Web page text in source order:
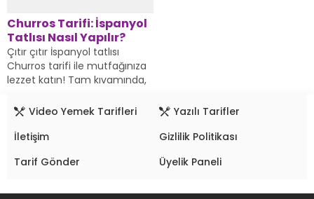
Churros Tarifi: İspanyol
Tatlısı Nasıl Yapılır?
Çıtır çıtır İspanyol tatlısı
Churros tarifi ile mutfağınıza
lezzet katın! Tam kıvamında,
Adım adım yapılışı için...
Video Yemek Tarifleri
Yazılı Tarifler
İletişim
Gizlilik Politikası
Tarif Gönder
Üyelik Paneli